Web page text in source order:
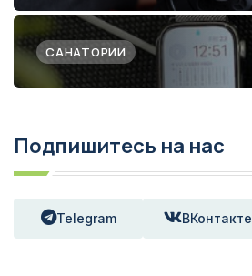
САНАТОРИИ
Подпишитесь на нас
Telegram ВКонтакте